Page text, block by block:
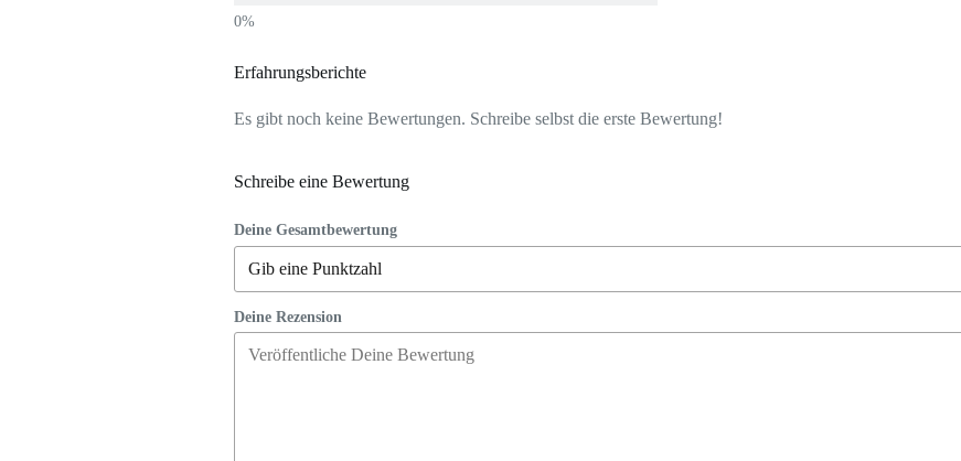
Erfahrungsberichte
Es gibt noch keine Bewertungen. Schreibe selbst die erste Bewertung!
Schreibe eine Bewertung
Deine Gesamtbewertung
Deine Rezension